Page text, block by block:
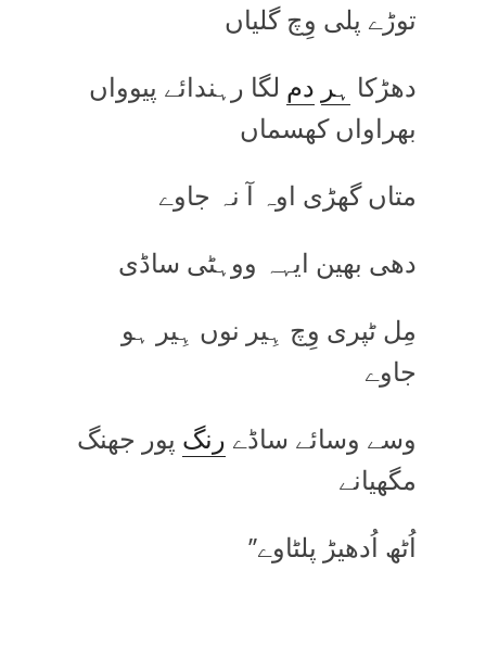
توڑے پلی وِچ گلیاں
دھڑکا ہر دم لگا رہندائے پیوواں
بھراواں کھسماں
متاں گھڑی اوہ آ نہ جاوے
دھی بھین ایہہ ووہٹی ساڈی
مِل ٹپری وِچ ہِیر نوں ہِیر ہو
جاوے
وسے وسائے ساڈے رنگ پور جھنگ
مگھیانے
اُٹھ اُدھیڑ پلٹاوے’’